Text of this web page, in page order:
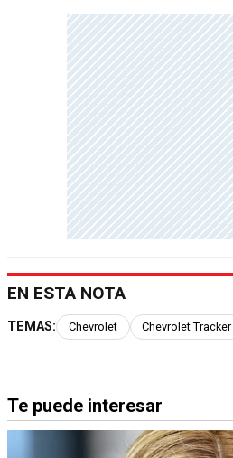
EN ESTA NOTA
TEMAS: Chevrolet Chevrolet Tracker